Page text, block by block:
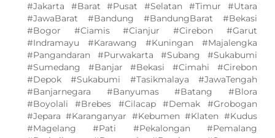
#Jakarta #Barat #Pusat #Selatan #Timur #Utara
#JawaBarat #Bandung #BandungBarat #Bekasi
#Bogor #Ciamis #Cianjur #Cirebon #Garut
#Indramayu #Karawang #Kuningan #Majalengka
#Pangandaran #Purwakarta #Subang #Sukabumi
#Sumedang #Banjar #Bekasi #Cimahi #Cirebon
#Depok #Sukabumi #Tasikmalaya #JawaTengah
#Banjarnegara #Banyumas #Batang #Blora
#Boyolali #Brebes #Cilacap #Demak #Grobogan
#Jepara #Karanganyar #Kebumen #Klaten #Kudus
#Magelang #Pati #Pekalongan #Pemalang